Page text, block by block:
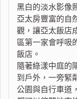
黑白的淡水影像
亞太房豐富的自
觀，讓亞太飯店
區第一家會呼吸
飯店。
隨著綠漾中庭的
到戶外，一旁緊
公園與自行車道